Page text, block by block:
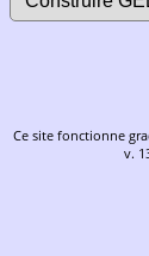
Ce site fonctionne
v.